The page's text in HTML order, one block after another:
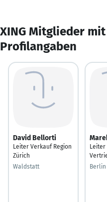
XING Mitglieder
Profilangaben
David Bellorti
Leiter Verkauf Region
Zürich
Waldstatt
Leiter
Berlin